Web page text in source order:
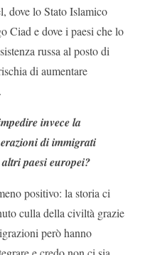
dove lo Stato Islamico
Ciad e dove i paesi che lo
russa al posto di
di aumentare
invece la
di immigrati
paesi europei?
positivo: la storia ci
culla della civiltà grazie
però hanno